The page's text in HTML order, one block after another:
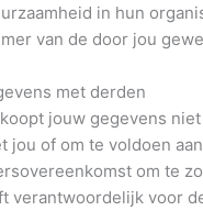
in hun
van de door jou
met derden
jouw gegevens
jou of om te voldoen
om te
verantwoordelijk voor